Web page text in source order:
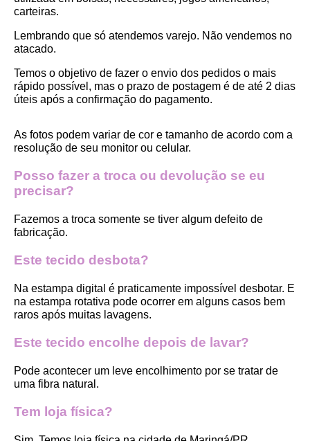
carteiras.
Lembrando que só atendemos varejo. Não vendemos no
atacado.
Temos o objetivo de fazer o envio dos pedidos o mais
rápido possível, mas o prazo de postagem é de até 2 dias
úteis após a confirmação do pagamento.
As fotos podem variar de cor e tamanho de acordo com a
resolução de seu monitor ou celular.
Posso fazer a troca ou devolução se eu
precisar?
Fazemos a troca somente se tiver algum defeito de
fabricação.
Este tecido desbota?
Na estampa digital é praticamente impossível desbotar. E
na estampa rotativa pode ocorrer em alguns casos bem
raros após muitas lavagens.
Este tecido encolhe depois de lavar?
Pode acontecer um leve encolhimento por se tratar de
uma fibra natural.
Tem loja física?